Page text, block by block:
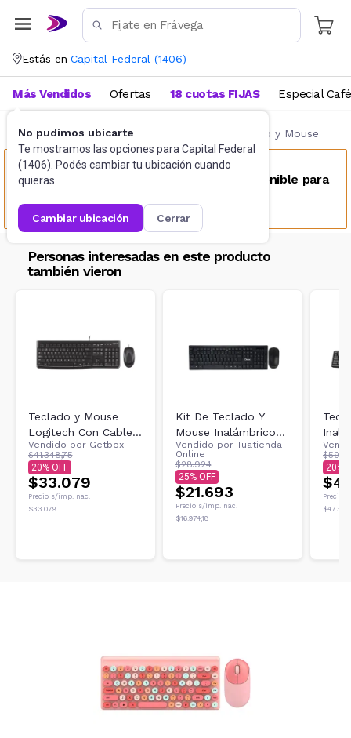
Estás en Capital Federal (1406)
No pudimos ubicarte
Te mostramos las opciones para Capital Federal
(1406). Podés cambiar tu ubicación cuando
quieras.
cambiar ubicación cerrar
Más Vendidos Ofertas 18 cuotas FIJAS Especial Café
Accesorios de Informática Combos Teclado y Mouse
Este producto no se encuentra disponible para
Personas interesadas en este producto
también vieron
Teclado y Mouse
Logitech Con Cable
MK120
Vendido por Getbox
$41.348,75
20
$33.079
Precio s/imp. nac.
$33.079
Kit De Teclado Y
Mouse Inalámbrico
Dinax DX-2BTCOMB
Vendido por Tuatienda
Online
$28.924
25
$21.693
Precio s/imp. nac.
$16.974,18
20
Precio
$47.309